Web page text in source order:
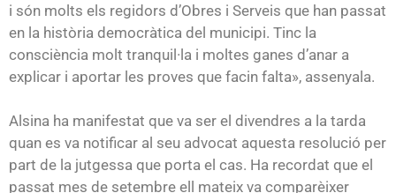
i són molts els regidors d’Obres i Serveis que han passat
en la història democràtica del municipi. Tinc la
consciència molt tranquil·la i moltes ganes d’anar a
explicar i aportar les proves que facin falta», assenyala.
Alsina ha manifestat que va ser el divendres a la tarda
quan es va notificar al seu advocat aquesta resolució per
part de la jutgessa que porta el cas. Ha recordat que el
passat mes de setembre ell mateix va comparèixer